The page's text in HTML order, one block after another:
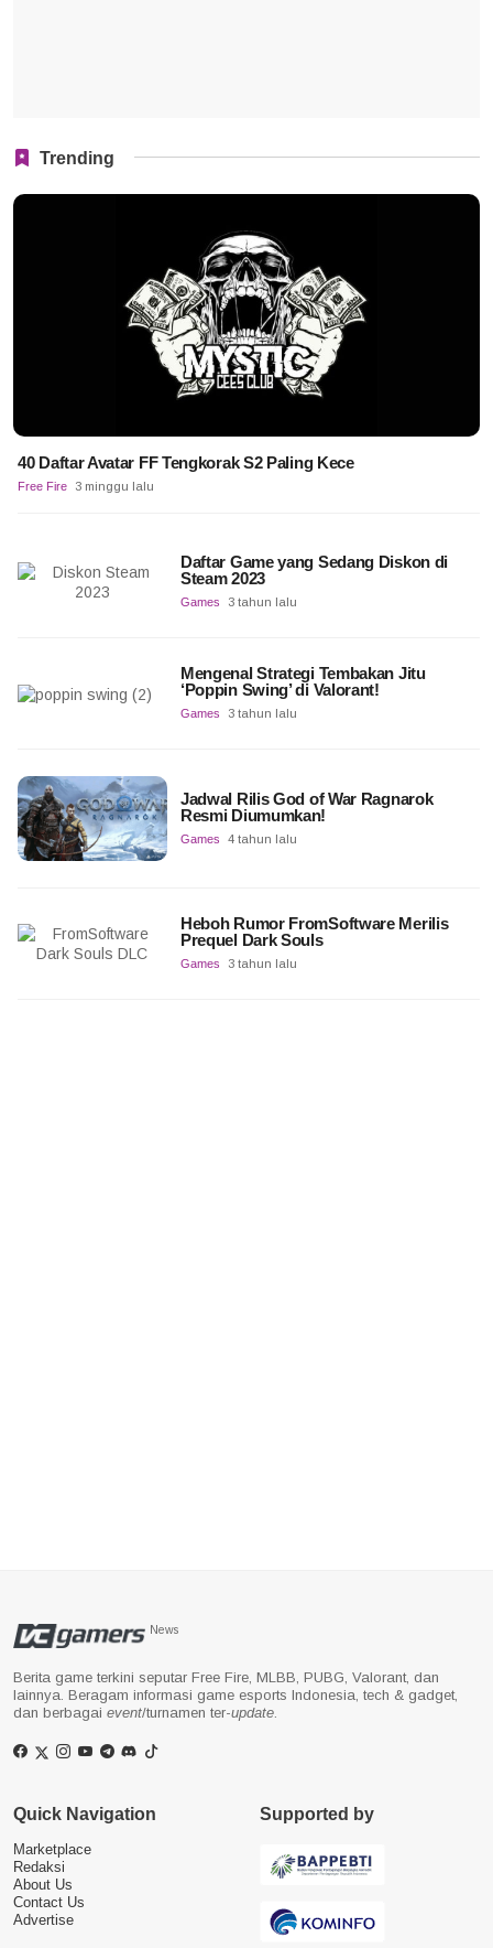
Trending
40 Daftar Avatar FF Tengkorak S2 Paling Kece
Free Fire 3 minggu lalu
Daftar Game yang Sedang Diskon di
Steam 2023
Games 3 tahun lalu
Mengenal Strategi Tembakan Jitu
‘Poppin Swing’ di Valorant!
Games 3 tahun lalu
Jadwal Rilis God of War Ragnarok
Resmi Diumumkan!
Games 4 tahun lalu
Heboh Rumor FromSoftware Merilis
Prequel Dark Souls
Games 3 tahun lalu
News
Berita game terkini seputar Free Fire, MLBB, PUBG, Valorant, dan
lainnya. Beragam informasi game esports Indonesia, tech & gadget,
dan berbagai event/turnamen ter-update.
Quick Navigation
Marketplace
Redaksi
About Us
Contact Us
Advertise
Supported by